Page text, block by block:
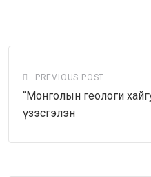
PREVIOUS POST
“Монголын геологи
үзэсгэлэн